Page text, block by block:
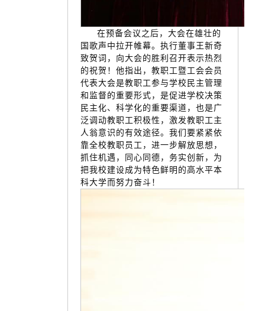
在预备会议之后，大会在雄壮的
国歌声中拉开帷幕。执行董事王新奇
致贺词，向大会的胜利召开表示热烈
的祝贺！他指出，教职工暨工会会员
代表大会是教职工参与学校民主管理
和监督的重要形式，是促进学校决策
民主化、科学化的重要渠道，也是广
泛调动教职工积极性，激发教职工主
人翁意识的有效途径。我们要紧紧依
靠全校教职员工，进一步解放思想，
抓住机遇，同心同德，务实创新，为
把我校建设成为特色鲜明的高水平本
科大学而努力奋斗！